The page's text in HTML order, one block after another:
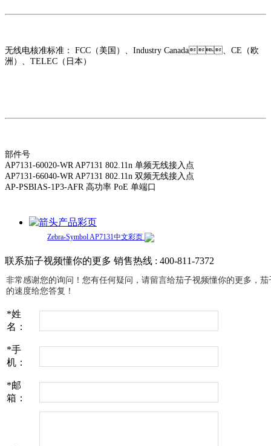
无线电核准标准： FCC（美国）、Industry Canada、CE（欧
洲）、TELEC（日本）
部件号
AP7131-60020-WR AP7131 802.11n 单频无线接入点
AP7131-66040-WR AP7131 802.11n 双频无线接入点
AP-PSBIAS-1P3-AFR 高功率 PoE 单端口
产品彩页
Zebra-Symbol AP7131中文彩页
联系茄子视频懂你的更多 销售热线 : 400-811-7372
非常感谢您的询问！您有任何疑问，请留言给茄子视频懂你的更多
的速度给您答复！
*姓
名：
*手
机：
*邮
箱：